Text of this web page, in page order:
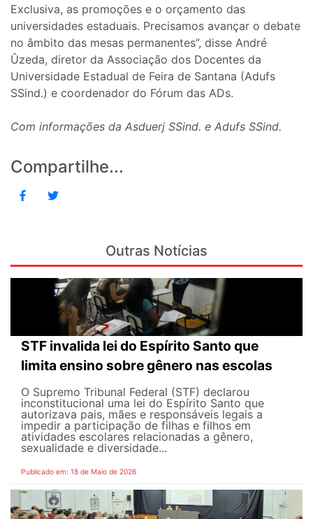
Exclusiva, as promoções e o orçamento das
universidades estaduais. Precisamos avançar o debate
no âmbito das mesas permanentes”, disse André
Ûzeda, diretor da Associação dos Docentes da
Universidade Estadual de Feira de Santana (Adufs
SSind.) e coordenador do Fórum das ADs.
Com informações da Asduerj SSind. e Adufs SSind.
Compartilhe...
Outras Notícias
STF invalida lei do Espírito Santo que
limita ensino sobre gênero nas escolas
O Supremo Tribunal Federal (STF) declarou
inconstitucional uma lei do Espírito Santo que
autorizava pais, mães e responsáveis legais ​​a
impedir a participação de filhas e filhos em
atividades escolares relacionadas a gênero,
sexualidade e diversidade...
Publicado em: 18 de Maio de 2026